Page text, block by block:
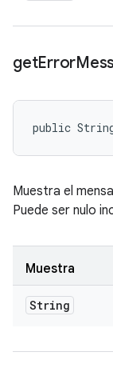
getError
public
Muestra el
Puede ser nulo
Muestra
String